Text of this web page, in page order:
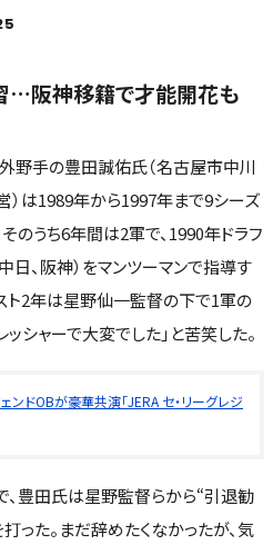
…阪神移籍で才能開花も
野手の豊田誠佑氏（名古屋市中川
）は1989年から1997年まで9シーズ
のうち6年間は2軍で、1990年ドラフ
、阪神）をマンツーマンで指導す
ト2年は星野仙一監督の下で1軍の
シャーで大変でした」と苦笑した。
ンドOBが豪華共演「JERA セ・リーグレジ
豊田氏は星野監督らから“引退勧
った。まだ辞めたくなかったが、気